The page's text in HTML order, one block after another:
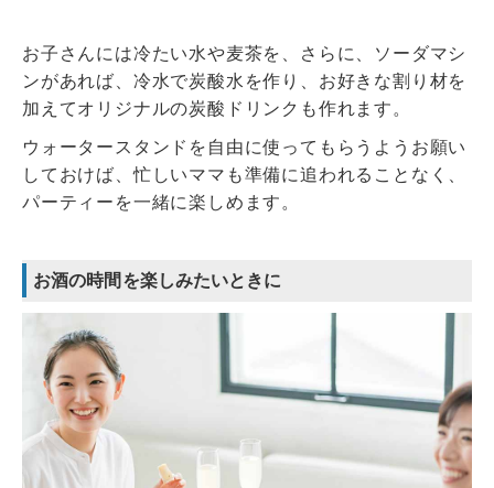
お子さんには冷たい水や麦茶を、さらに、ソーダマシ
ンがあれば、冷水で炭酸水を作り、お好きな割り材を
加えてオリジナルの炭酸ドリンクも作れます。
ウォータースタンドを自由に使ってもらうようお願い
しておけば、忙しいママも準備に追われることなく、
パーティーを一緒に楽しめます。
お酒の時間を楽しみたいときに